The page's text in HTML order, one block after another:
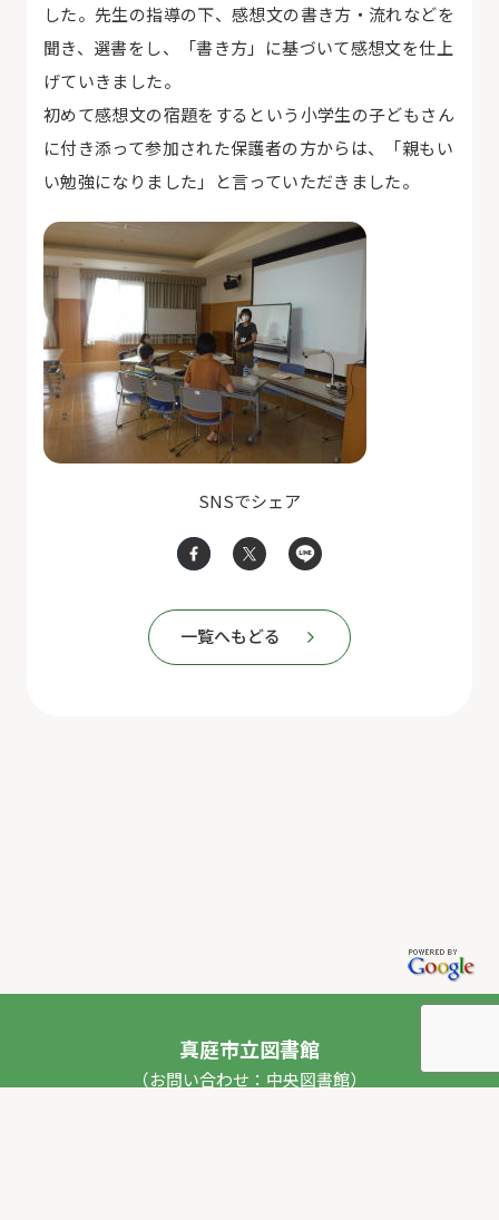
した。先生の指導の下、感想文の書き方・流れなどを
聞き、選書をし、「書き方」に基づいて感想文を仕上
げていきました。
初めて感想文の宿題をするという小学生の子どもさん
に付き添って参加された保護者の方からは、「親もい
い勉強になりました」と言っていただきました。
SNSでシェア
一覧へもどる
真庭市立図書館
（お問い合わせ：中央図書館）